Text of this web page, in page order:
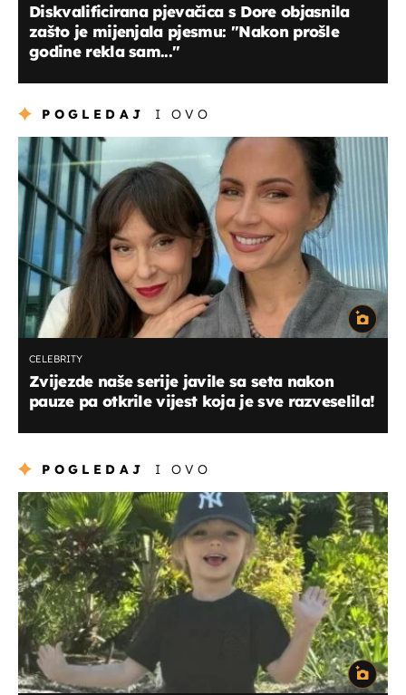
Diskvalificirana pjevačica s Dore objasnila
zašto je mijenjala pjesmu: ''Nakon prošle
godine rekla sam...''
POGLEDAJ I OVO
CELEBRITY
Zvijezde naše serije javile sa seta nakon
pauze pa otkrile vijest koja je sve razveselila!
POGLEDAJ I OVO